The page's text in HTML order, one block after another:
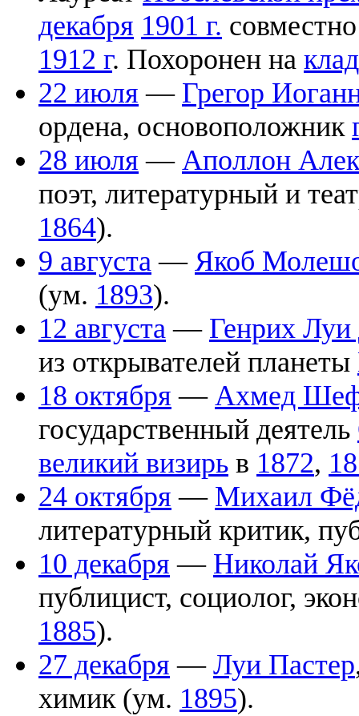
декабря 1901 г.
1912 г. Похоронен на
22 июля — Грегор
ордена, основоположник
28 июля — Аполлон
поэт, литературный и
1864).
9 августа — Якоб
(ум. 1893).
12 августа — Генрих Луи
из открывателей планеты
18 октября — Ахмед
государственный деятель
великий визирь в 1872,
24 октября — Михаил
литературный критик,
10 декабря — Николай
публицист, социолог,
1885).
27 декабря — Луи Пастер
химик (ум. 1895).